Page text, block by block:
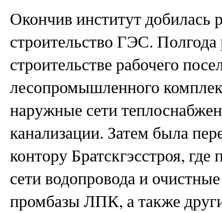
Окончив институт добилась
строительство ГЭС.
строительстве рабочего
лесопромышленного
наружные сети
канализации. Затем была
контору Братскгэсстроя,
сети водопровода и
промбазы ЛПК, а также